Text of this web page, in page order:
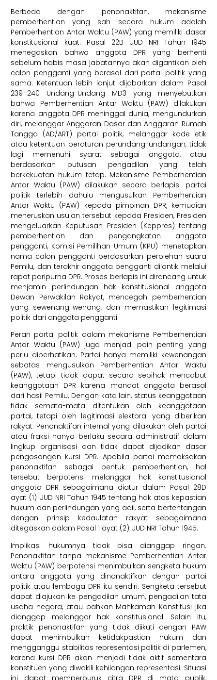
Berbeda dengan penonaktifan, mekanisme
pemberhentian yang sah secara hukum adalah
Pemberhentian Antar Waktu (PAW) yang memiliki dasar
konstitusional kuat. Pasal 22B UUD NRI Tahun 1945
menegaskan bahwa anggota DPR yang berhenti
sebelum habis masa jabatannya akan digantikan oleh
calon pengganti yang berasal dari partai politik yang
sama. Ketentuan lebih lanjut dijabarkan dalam Pasal
239–240 Undang-Undang MD3 yang menyebutkan
bahwa Pemberhentian Antar Waktu (PAW) dilakukan
karena anggota DPR meninggal dunia, mengundurkan
diri, melanggar Anggaran Dasar dan Anggaran Rumah
Tangga (AD/ART) partai politik, melanggar kode etik
atau ketentuan peraturan perundang-undangan, tidak
lagi memenuhi syarat sebagai anggota, atau
berdasarkan putusan pengadilan yang telah
berkekuatan hukum tetap. Mekanisme Pemberhentian
Antar Waktu (PAW) dilakukan secara berlapis: partai
politik terlebih dahulu mengusulkan Pemberhentian
Antar Waktu (PAW) kepada pimpinan DPR, kemudian
meneruskan usulan tersebut kepada Presiden, Presiden
mengeluarkan Keputusan Presiden (Keppres) tentang
pemberhentian dan pengangkatan anggota
pengganti, Komisi Pemilihan Umum (KPU) menetapkan
nama calon pengganti berdasarkan perolehan suara
Pemilu, dan terakhir anggota pengganti dilantik melalui
rapat paripurna DPR. Proses berlapis ini dirancang untuk
menjamin perlindungan hak konstitusional anggota
Dewan Perwakilan Rakyat, mencegah pemberhentian
yang sewenang-wenang, dan memastikan legitimasi
politik dari anggota pengganti.
Peran partai politik dalam mekanisme Pemberhentian
Antar Waktu (PAW) juga menjadi poin penting yang
perlu diperhatikan. Partai hanya memiliki kewenangan
sebatas mengusulkan Pemberhentian Antar Waktu
(PAW), tetapi tidak dapat secara sepihak mencabut
keanggotaan DPR karena mandat anggota berasal
dari hasil Pemilu. Dengan kata lain, status keanggotaan
tidak semata-mata ditentukan oleh keanggotaan
partai, tetapi oleh legitimasi elektoral yang diberikan
rakyat. Penonaktifan internal yang dilakukan oleh partai
atau fraksi hanya berlaku secara administratif dalam
lingkup organisasi dan tidak dapat dijadikan dasar
pengosongan kursi DPR. Apabila partai memaksakan
penonaktifan sebagai bentuk pemberhentian, hal
tersebut berpotensi melanggar hak konstitusional
anggota DPR sebagaimana diatur dalam Pasal 28D
ayat (1) UUD NRI Tahun 1945 tentang hak atas kepastian
hukum dan perlindungan yang adil, serta bertentangan
dengan prinsip kedaulatan rakyat sebagaimana
ditegaskan dalam Pasal 1 ayat (2) UUD NRI Tahun 1945.
Implikasi hukumnya tidak bisa dianggap ringan.
Penonaktifan tanpa mekanisme Pemberhentian Antar
Waktu (PAW) berpotensi menimbulkan sengketa hukum
antara anggota yang dinonaktifkan dengan partai
politik atau lembaga DPR itu sendiri. Sengketa tersebut
dapat diajukan ke pengadilan umum, pengadilan tata
usaha negara, atau bahkan Mahkamah Konstitusi jika
dianggap melanggar hak konstitusional. Selain itu,
praktik penonaktifan yang tidak diikuti dengan PAW
dapat menimbulkan ketidakpastian hukum dan
mengganggu stabilitas representasi politik di parlemen,
karena kursi DPR akan menjadi tidak aktif sementara
konstituen yang diwakili kehilangan representasi. Situasi
ini dapat memperburuk citra DPR di mata publik,